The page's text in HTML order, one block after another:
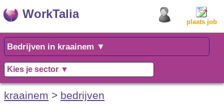
WorkTalia
plaats job
kraainem > bedrijven